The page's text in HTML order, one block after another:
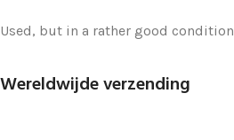
Used, but in a rather good condition
Wereldwijde verzending